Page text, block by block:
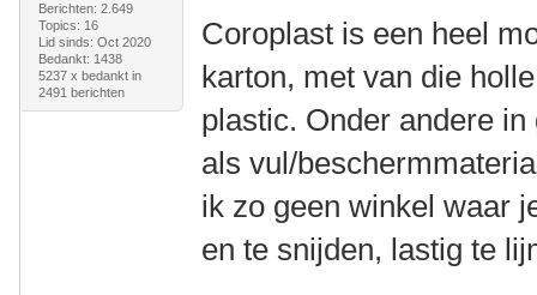
Berichten: 2.649
Topics: 16
Lid sinds: Oct 2020
Bedankt: 1438
5237 x bedankt in
2491 berichten
Coroplast is een heel
karton, met van die
plastic. Onder andere
als vul/
ik zo geen winkel waar
en te snijden, lastig te